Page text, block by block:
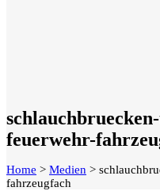
feuerwehr-
Home > Medien >
fahrzeugfach